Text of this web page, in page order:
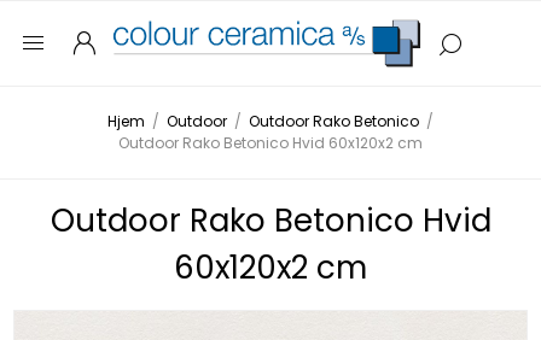
Hjem / Outdoor / Outdoor Rako Betonico /
Outdoor Rako Betonico Hvid 60x120x2 cm
Outdoor Rako Betonico Hvid
60x120x2 cm